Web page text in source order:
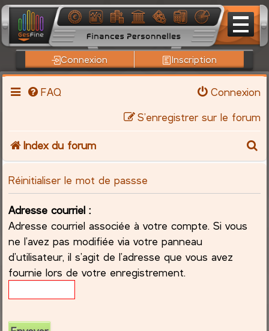
Connexion Inscription
FAQ
Connexion
S’enregistrer sur le forum
Index du forum
c
Réinitialiser le mot de passse
Adresse courriel :
Adresse courriel associée à votre compte. Si vous
ne l’avez pas modifiée via votre panneau
d’utilisateur, il s’agit de l’adresse que vous avez
fournie lors de votre enregistrement.